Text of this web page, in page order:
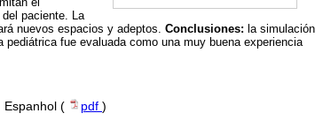
paciente. La
nuevos espacios y adeptos. Conclusiones: la simulación
fue evaluada como una muy buena experiencia
Espanhol ( pdf )